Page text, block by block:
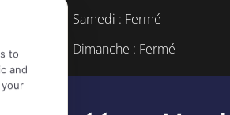
Samedi : Fermé
Dimanche : Fermé